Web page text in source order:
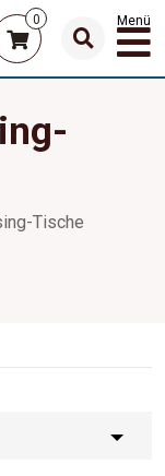
0 Menü
Tische